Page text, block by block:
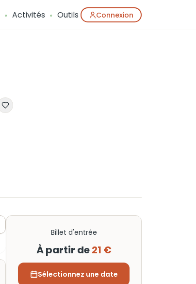
Activités Outils Connexion
Billet d'entrée
À partir de21 €
Sélectionnez une date